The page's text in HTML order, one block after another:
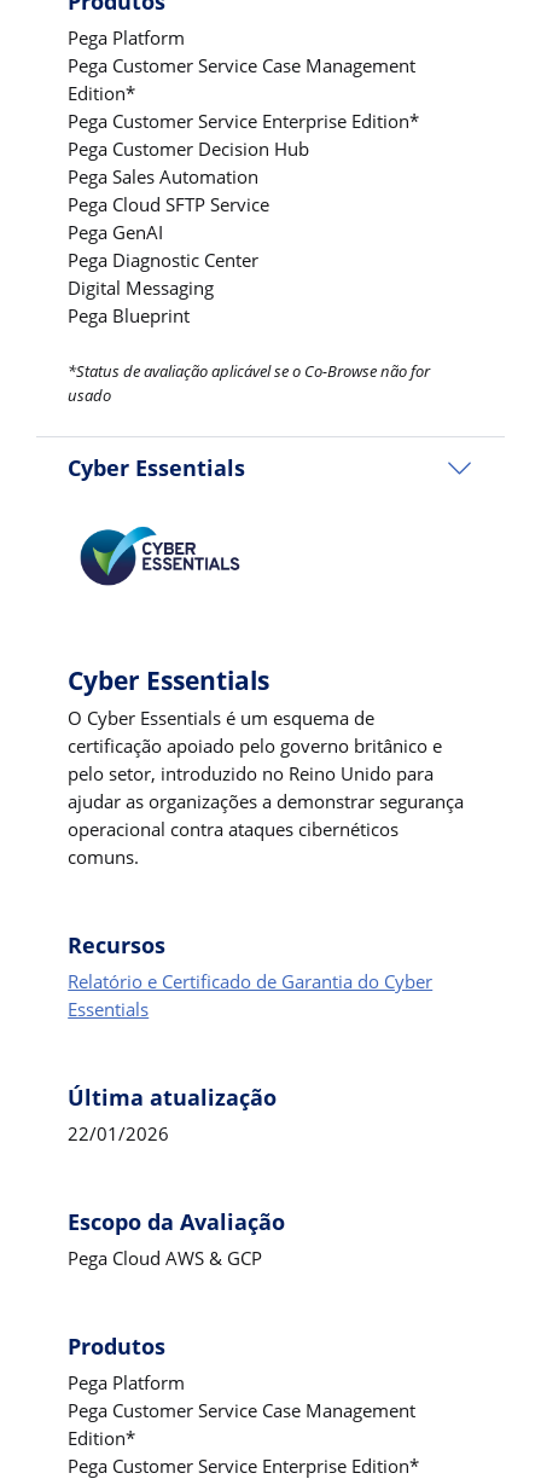
Pega Platform
Pega Customer Service Case Management
Edition*
Pega Customer Service Enterprise Edition*
Pega Customer Decision Hub
Pega Sales Automation
Pega Cloud SFTP Service
Pega GenAI
Pega Diagnostic Center
Digital Messaging
Pega Blueprint
*Status de avaliação aplicável se o Co-Browse não for
usado
Cyber Essentials
Cyber Essentials
O Cyber Essentials é um esquema de
certificação apoiado pelo governo britânico e
pelo setor, introduzido no Reino Unido para
ajudar as organizações a demonstrar segurança
operacional contra ataques cibernéticos
comuns.
Recursos
Relatório e Certificado de Garantia do Cyber
Essentials
Última atualização
22/01/2026
Escopo da Avaliação
Pega Cloud AWS & GCP
Produtos
Pega Platform
Pega Customer Service Case Management
Edition*
Pega Customer Service Enterprise Edition*